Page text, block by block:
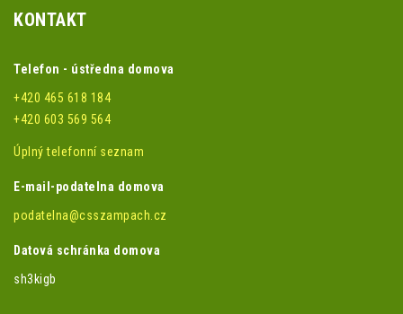
KONTAKT
Telefon - ústředna domova
+420 465 618 184
+420 603 569 564
Úplný telefonní seznam
E-mail-podatelna domova
podatelna@csszampach.cz
Datová schránka domova
sh3kigb